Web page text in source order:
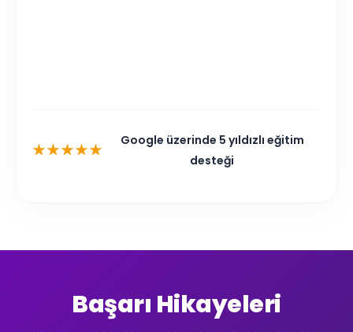
★★★★★
Google üzerinde 5 yıldızlı eğitim
desteği
Başarı Hikayeleri